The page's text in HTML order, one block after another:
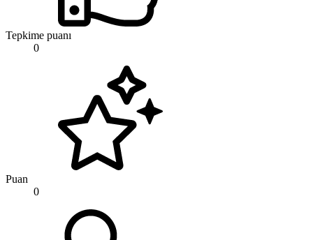
Tepkime puanı
0
Puan
0